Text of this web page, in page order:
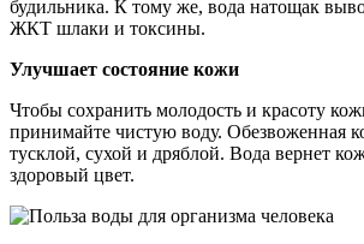
будильника. К тому же, вода натощак
ЖКТ шлаки и токсины.
Улучшает состояние кожи
Чтобы сохранить молодость и красоту
принимайте чистую воду. Обезвоженная
тусклой, сухой и дряблой. Вода вернет
здоровый цвет.